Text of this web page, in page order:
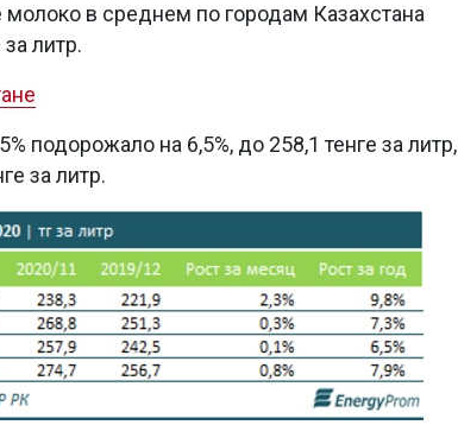
в среднем по городам Казахстана
литр.
подорожало на 6,5%, до 258,1 тенге за литр,
за литр.